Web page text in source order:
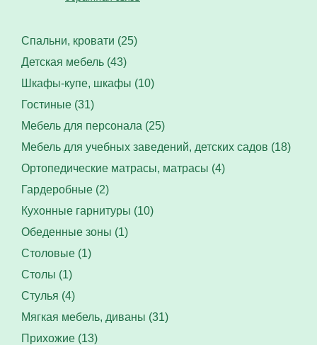
Спальни, кровати (25)
Детская мебель (43)
Шкафы-купе, шкафы (10)
Гостиные (31)
Мебель для персонала (25)
Мебель для учебных заведений, детских садов (18)
Ортопедические матрасы, матрасы (4)
Гардеробные (2)
Кухонные гарнитуры (10)
Обеденные зоны (1)
Столовые (1)
Столы (1)
Стулья (4)
Мягкая мебель, диваны (31)
Прихожие (13)